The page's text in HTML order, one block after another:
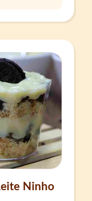
Ninho